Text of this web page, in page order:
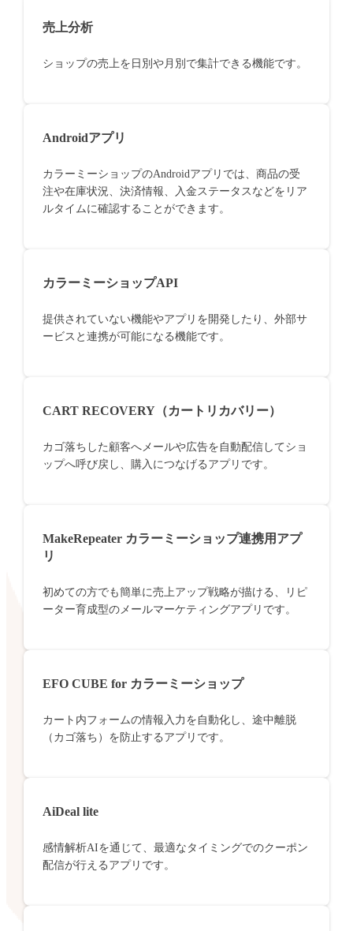
売上分析
ショップの売上を日別や月別で集計できる機能です。
Androidアプリ
カラーミーショップのAndroidアプリでは、商品の受
注や在庫状況、決済情報、入金ステータスなどをリア
ルタイムに確認することができます。
カラーミーショップAPI
提供されていない機能やアプリを開発したり、外部サ
ービスと連携が可能になる機能です。
CART RECOVERY（カートリカバリー）
カゴ落ちした顧客へメールや広告を自動配信してショ
ップへ呼び戻し、購入につなげるアプリです。
MakeRepeater カラーミーショップ連携用アプ
リ
初めての方でも簡単に売上アップ戦略が描ける、リピ
ーター育成型のメールマーケティングアプリです。
EFO CUBE for カラーミーショップ
カート内フォームの情報入力を自動化し、途中離脱
（カゴ落ち）を防止するアプリです。
AiDeal lite
感情解析AIを通じて、最適なタイミングでのクーポン
配信が行えるアプリです。